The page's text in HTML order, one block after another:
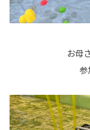
お母
参